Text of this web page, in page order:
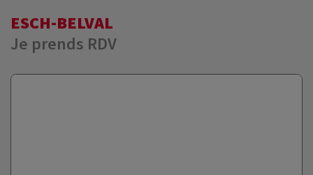
ESCH-BELVAL
Je prends RDV